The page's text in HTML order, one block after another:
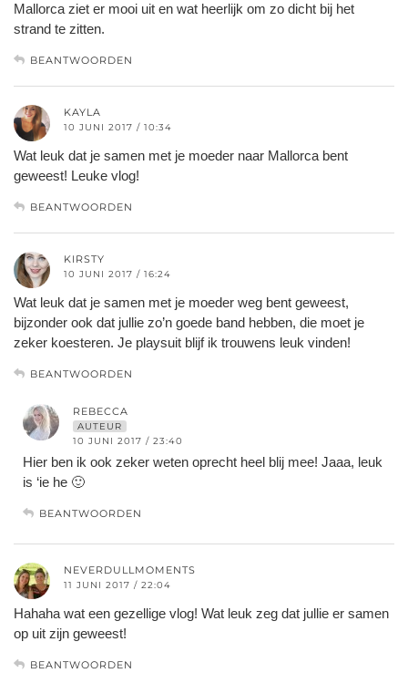
Mallorca ziet er mooi uit en wat heerlijk om zo dicht bij het
strand te zitten.
BEANTWOORDEN
KAYLA
10 JUNI 2017 / 10:34
Wat leuk dat je samen met je moeder naar Mallorca bent
geweest! Leuke vlog!
BEANTWOORDEN
KIRSTY
10 JUNI 2017 / 16:24
Wat leuk dat je samen met je moeder weg bent geweest,
bijzonder ook dat jullie zo’n goede band hebben, die moet je
zeker koesteren. Je playsuit blijf ik trouwens leuk vinden!
BEANTWOORDEN
REBECCA
AUTEUR
10 JUNI 2017 / 23:40
Hier ben ik ook zeker weten oprecht heel blij mee! Jaaa, leuk
is ‘ie he 🙂
BEANTWOORDEN
NEVERDULLMOMENTS
11 JUNI 2017 / 22:04
Hahaha wat een gezellige vlog! Wat leuk zeg dat jullie er samen
op uit zijn geweest!
BEANTWOORDEN